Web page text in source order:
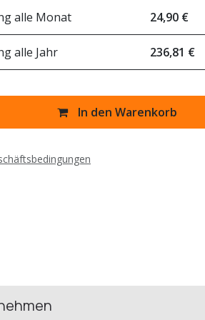
alle Monat 24,90 €
alle Jahr 236,81 €
In den Warenkorb